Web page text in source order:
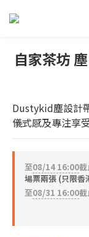
自家茶坊
Dustykid塵設計
儀式感及專注享
至08/14 16:00
場票兩張 (只限香
至08/31 16:00